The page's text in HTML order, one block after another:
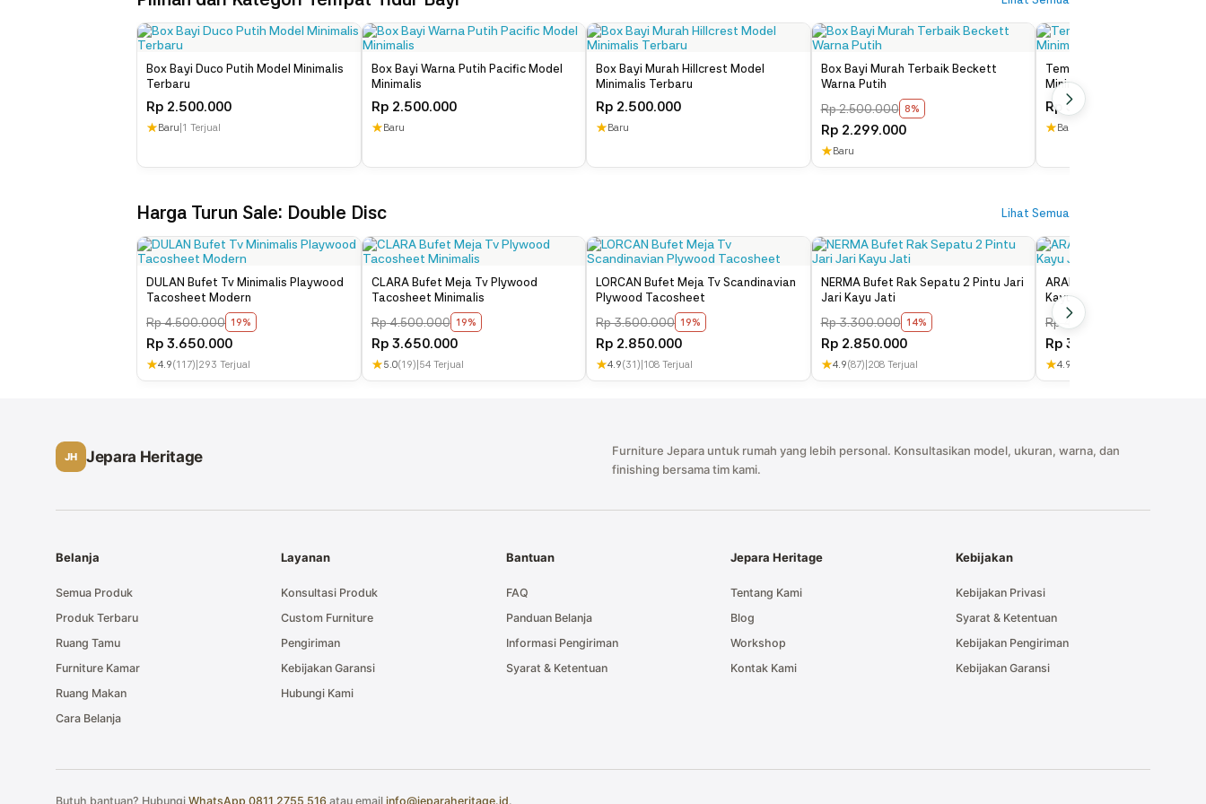
dapur anda. Full Produk : Furniture Jepara
Box Bayi Duco Putih Model Minimalis
Terbaru
Rp 2.500.000
★ Baru 1 Terjual
Box Bayi Warna Putih Pacific Model
Minimalis
Rp2.500.000
★ Baru
Box Bayi Murah Hillcrest Model
Minimalis Terbaru
Rp 2.500.000
★ Baru
Box Bayi Murah Terbaik Beckett
Warna Putih
Rp2.500.000 8%
Rp2.299.000
★ Baru
Tempat Tidur Bayi Kayu Jati
Minimalis Terbaru
Rp 3.000.000
★ Baru
Harga Turun Sale: Double Disc Lihat Semua
DULAN Bufet Tv Minimalis Playwood
Tacosheet Modern
Rp4.500.000 19%
Rp 3.650.000
★4.9(117) 293 Terjual
CLARA Bufet Meja Tv Plywood
Tacosheet Minimalis
Rp4.500.000 19%
Rp3.650.000
★5.0(19) 54 Terjual
LORCAN Bufet Meja Tv Scandinavian
Plywood Tacosheet
Rp3.500.000 19%
Rp 2.850.000
★4.9(31) 108 Terjual
NERMA Bufet Rak Sepatu 2 Pintu Jari
Jari Kayu Jati
Rp3.300.000 14%
Rp2.850.000
★4.9(87) 208 Terjual
ARAMIN Bufet Rak Sepatu 3
Kayu Jati Minimalis
Rp 4.000.000
Rp 3.250.000
★4.9
JH Jepara Heritage
Furniture Jepara untuk rumah yang lebih personal. Konsultasikan model, ukuran, warna, dan
finishing bersama tim kami.
Belanja
Semua Produk
Produk Terbaru
Ruang Tamu
Furniture Kamar
Ruang Makan
Cara Belanja
Layanan
Konsultasi Produk
Custom Furniture
Pengiriman
Kebijakan Garansi
Hubungi Kami
Bantuan
FAQ
Panduan Belanja
Informasi Pengiriman
Syarat & Ketentuan
Jepara Heritage
Tentang Kami
Blog
Workshop
Kontak Kami
Kebijakan
Kebijakan Privasi
Syarat & Ketentuan
Kebijakan Pengiriman
Kebijakan Garansi
Butuh bantuan? Hubungi WhatsApp 0811 2755 516 atau email info@jeparaheritage.id.